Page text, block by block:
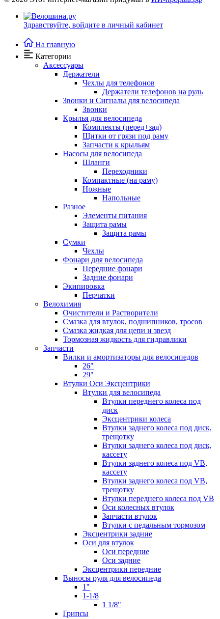
Здравствуйте, войдите в личный кабинет
На главную
Категории
Аксессуары
Держатели
Чехлы для телефонов
Держатели телефонов на руль
Звонки и Сигналы для велосипеда
Звонки
Крылья для велосипеда
Комплекты (перед+зад)
Щитки от грязи под раму
Запчасти к крыльям
Насосы для велосипеда
Шланги
Переходники
Компактные (на раму)
Ножные
Напольные
Разное
Элементы питания
Защита рамы
Защита рамы
Сумки
Чехлы
Фонари для велосипеда
Передние фонари
Задние фонари
Экипировка
Перчатки
Велохимия
Очистители и Растворители
Смазка для втулок, подшипников, тросов
Смазка жидкая для цепи и звезд
Тормозная жидкость для гидравлики
Запчасти
Вилки и амортизаторы для велосипедов
26"
29"
Втулки Оси Эксцентрики
Втулки для велосипеда
Втулки переднего колеса под
диск
Эксцентрики колеса
Втулки заднего колеса под диск,
трещотку
Втулки заднего колеса под диск,
кассету
Втулки заднего колеса под VB,
кассету
Втулки заднего колеса под VB,
трещотку
Втулки переднего колеса под VB
Оси колесных втулок
Запчасти втулок
Втулки с педальным тормозом
Эксцентрики задние
Оси для втулок
Оси передние
Оси задние
Эксцентрики передние
Выносы руля для велосипеда
1"
1-1/8
1 1/8"
Грипсы